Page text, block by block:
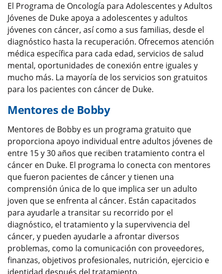
El Programa de Oncología para Adolescentes y Adultos
Jóvenes de Duke apoya a adolescentes y adultos
jóvenes con cáncer, así como a sus familias, desde el
diagnóstico hasta la recuperación. Ofrecemos atención
médica específica para cada edad, servicios de salud
mental, oportunidades de conexión entre iguales y
mucho más. La mayoría de los servicios son gratuitos
para los pacientes con cáncer de Duke.
Mentores de Bobby
Mentores de Bobby es un programa gratuito que
proporciona apoyo individual entre adultos jóvenes de
entre 15 y 30 años que reciben tratamiento contra el
cáncer en Duke. El programa lo conecta con mentores
que fueron pacientes de cáncer y tienen una
comprensión única de lo que implica ser un adulto
joven que se enfrenta al cáncer. Están capacitados
para ayudarle a transitar su recorrido por el
diagnóstico, el tratamiento y la supervivencia del
cáncer, y pueden ayudarle a afrontar diversos
problemas, como la comunicación con proveedores,
finanzas, objetivos profesionales, nutrición, ejercicio e